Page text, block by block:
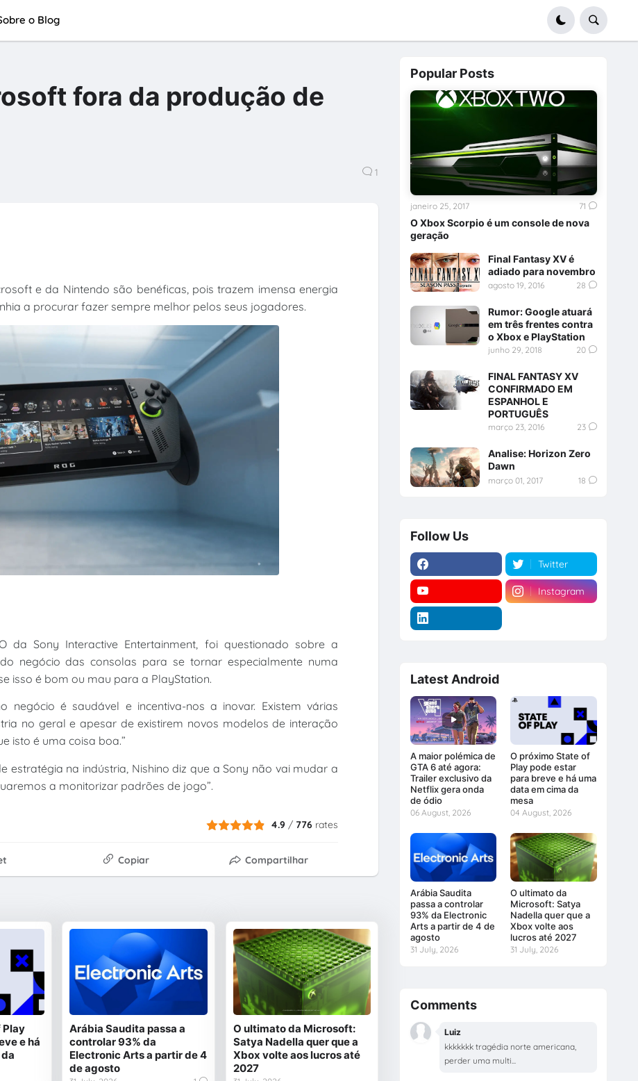
o Blog
fora da produção de
1
e da Nintendo são benéficas, pois trazem imensa energia
a procurar fazer sempre melhor pelos seus jogadores.
da Sony Interactive Entertainment, foi questionado sobre a
negócio das consolas para se tornar especialmente numa
isso é bom ou mau para a PlayStation.
negócio é saudável e incentiva-nos a inovar. Existem várias
no geral e apesar de existirem novos modelos de interação
isto é uma coisa boa.”
estratégia na indústria, Nishino diz que a Sony não vai mudar a
a monitorizar padrões de jogo”.
4.9 / 776 rates
Copiar Compartilhar
Play
e há
Arábia Saudita passa a
controlar 93% da
Electronic Arts a partir de 4
de agosto
O ultimato da Microsoft:
Satya Nadella quer que a
Xbox volte aos lucros até
2027
Popular Posts
O Xbox Scorpio é um console de nova
geração
janeiro 25, 2017 71
Final Fantasy XV é
adiado para novembro
agosto 19, 2016 28
Rumor: Google atuará
em três frentes contra
o Xbox e PlayStation
junho 29, 2018 20
FINAL FANTASY XV
CONFIRMADO EM
ESPANHOL E
PORTUGUÊS
março 23, 2016 23
Analise: Horizon Zero
Dawn
março 01, 2017 18
Follow Us
Twitter
Instagram
Latest Android
A maior polémica de
GTA 6 até agora:
Trailer exclusivo da
Netflix gera onda
de ódio
06 August, 2026
O próximo State of
Play pode estar
para breve e há uma
data em cima da
mesa
04 August, 2026
Arábia Saudita
passa a controlar
93% da Electronic
Arts a partir de 4 de
agosto
31 July, 2026
O ultimato da
Microsoft: Satya
Nadella quer que a
Xbox volte aos
lucros até 2027
31 July, 2026
Comments
Luiz
kkkkkkk tragédia norte americana,
perder uma multi...